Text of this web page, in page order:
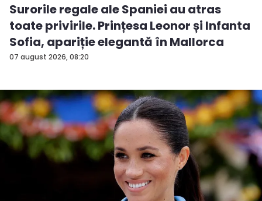
07 august 2026, 08:20
Surorile regale ale Spaniei au atras
toate privirile. Prințesa Leonor și Infanta
Sofia, apariție elegantă în Mallorca